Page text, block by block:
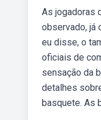
As jogadoras
observado, já
eu disse, o
oficiais de
sensação da
detalhes
basquete. As